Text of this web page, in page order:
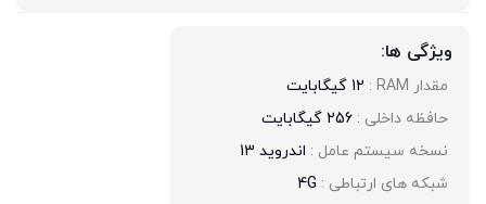
ویژگی ها:
مقدار RAM :
12 گیگابایت
حافظه داخلی : 256 گیگابایت
نسخه سیستم عامل : اندروید 13
شبکه های ارتباطی : 4G